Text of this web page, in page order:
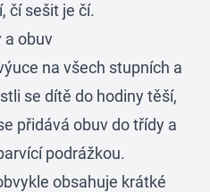
čí sešit je čí.
a obuv
na všech stupních a
se dítě do hodiny těší,
přidává obuv do třídy a
podrážkou.
obsahuje krátké